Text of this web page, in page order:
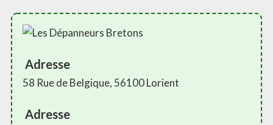
Adresse
58 Rue de Belgique, 56100 Lorient
Adresse